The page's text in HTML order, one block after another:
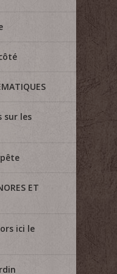
sur les
ET
ici le